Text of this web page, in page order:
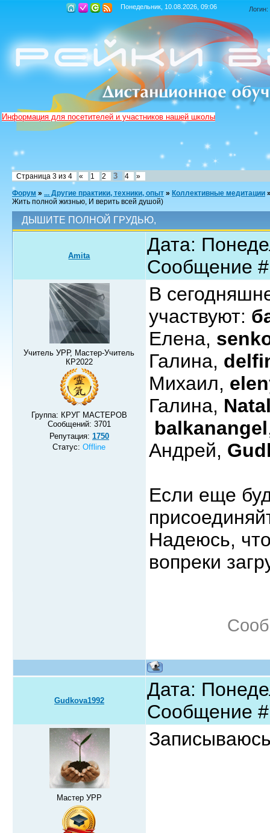
Понедельник, 10.08.2026, 09:06 Логин:
Информация для посетителей и участников нашей школы
Страница 3 из 4 « 1 2 3 4
»
Форум » ... Другие практики, техники, опыт » Коллективные медитации
Жить полной жизнью, И верить всей душой)
ДЫШИТЕ ПОЛНОЙ ГРУДЬЮ,
Amita
Дата:
Сообщение
Учитель УРР, Мастер-Учитель
КР2022
Группа: КРУГ МАСТЕРОВ
Сообщений: 3701
Репутация: 1750
Статус:Offline
В
участвуют:
Елена,
Галина,
Михаил,
Галина,
balkanangel
Андрей,
Если еще
Надеюсь,
вопреки
Gudkova1992
Дата:
Сообщение
Мастер УРР